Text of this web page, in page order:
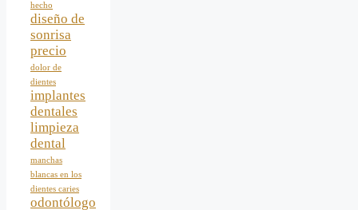
hecho
diseño de
sonrisa
precio
dolor de
dientes
implantes
dentales
limpieza
dental
manchas
blancas en los
dientes caries
odontólogo